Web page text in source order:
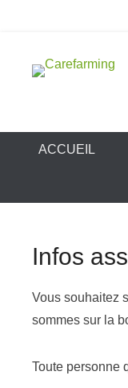
ACCUEIL
Infos
Vous souhaitez
sommes sur la
Toute personne